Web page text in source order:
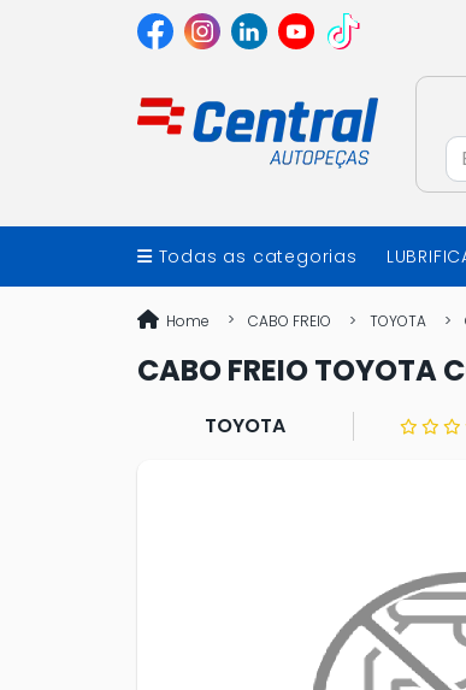
Todas as categorias
Home CABO FREIO TOYOTA
CABO FREIO TOYOTA
TOYOTA